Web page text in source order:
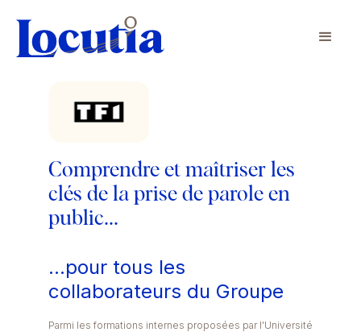
Comprendre et maîtriser les
clés de la prise de parole en
public...
...pour tous les
collaborateurs du Groupe
Parmi les formations internes proposées par l'Université